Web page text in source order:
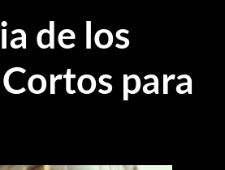
de los
para